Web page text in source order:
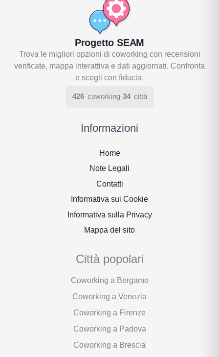
Progetto SEAM
Trova le migliori opzioni di coworking con recensioni
verificate, mappa interattiva e dati aggiornati. Confronta
e scegli con fiducia.
426 coworking·34 città
Informazioni
Home
Note Legali
Contatti
Informativa sui Cookie
Informativa sulla Privacy
Mappa del sito
Città popolari
Coworking a Bergamo
Coworking a Venezia
Coworking a Firenze
Coworking a Padova
Coworking a Brescia